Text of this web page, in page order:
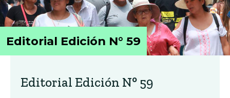
Editorial Edición N° 59
Editorial Edición N° 59